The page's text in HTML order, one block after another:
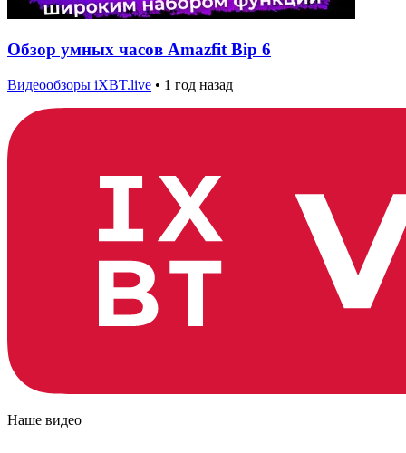
Обзор умных часов Amazfit Bip 6
Видеообзоры iXBT.live • 1 год назад
Наше видео